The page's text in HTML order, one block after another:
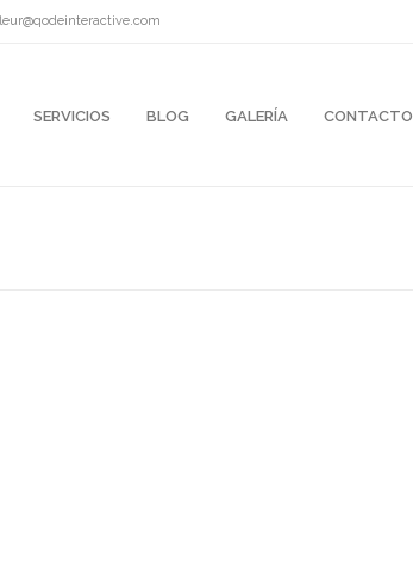
SERVICIOS BLOG GALERÍA CONTACTO